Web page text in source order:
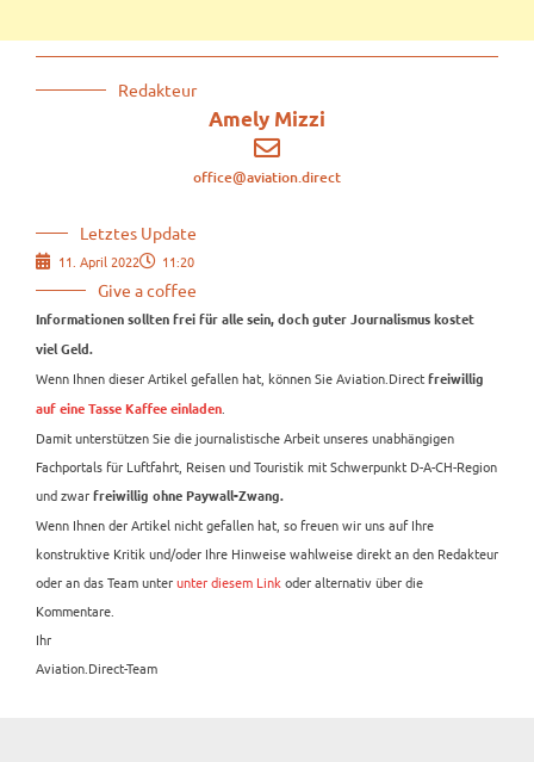
Redakteur
Amely Mizzi
office@aviation.direct
Letztes Update
11. April 2022 11:20
Give a coffee
Informationen sollten frei für alle sein, doch guter Journalismus kostet
viel Geld.
Wenn Ihnen dieser Artikel gefallen hat, können Sie Aviation.Direct freiwillig
auf eine Tasse Kaffee einladen.
Damit unterstützen Sie die journalistische Arbeit unseres unabhängigen
Fachportals für Luftfahrt, Reisen und Touristik mit Schwerpunkt D-A-CH-Region
und zwar freiwillig ohne Paywall-Zwang.
Wenn Ihnen der Artikel nicht gefallen hat, so freuen wir uns auf Ihre
konstruktive Kritik und/oder Ihre Hinweise wahlweise direkt an den Redakteur
oder an das Team unterunter diesem Linkoder alternativ über die
Kommentare.
Ihr
Aviation.Direct-Team